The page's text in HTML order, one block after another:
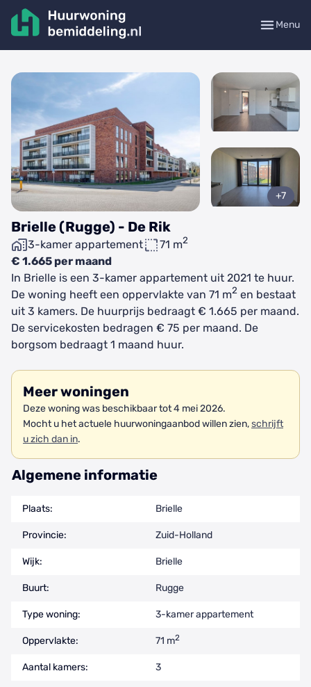
Menu
Brielle (Rugge) - De Rik
3-kamer appartement 71 m2
€ 1.665 per maand
+7
In Brielle is een 3-kamer appartement uit 2021 te huur.
De woning heeft een oppervlakte van 71 m2 en bestaat
uit 3 kamers. De huurprijs bedraagt € 1.665 per maand.
De servicekosten bedragen € 75 per maand. De
borgsom bedraagt 1 maand huur.
Meer woningen
Deze woning was beschikbaar tot 4 mei 2026.
Mocht u het actuele huurwoningaanbod willen zien,schrijft
u zich dan in.
Algemene informatie
Plaats: Brielle
Provincie: Zuid-Holland
Wijk: Brielle
Buurt: Rugge
Type woning: 3-kamer appartement
Oppervlakte: 71 m2
Aantal kamers: 3